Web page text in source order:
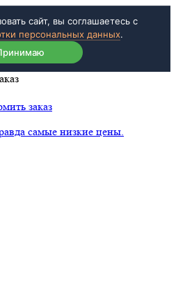
сайт, вы соглашаетесь с
персональных данных.
заказ
самые низкие цены.